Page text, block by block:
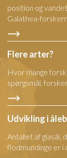
position og
Galathea-
Flere arter?
Hvor mange
spørgsmål,
Udvikling i
Antallet af glasål,
flodmundinge er i